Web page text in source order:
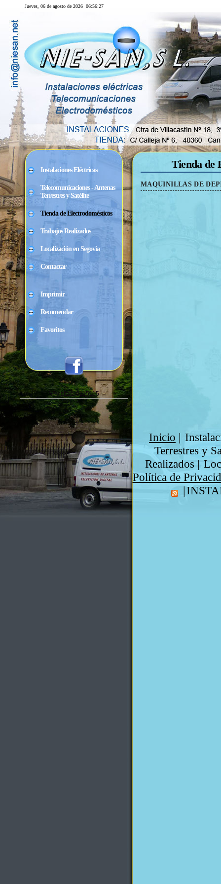
Jueves, 06 de agosto de 2026 06:56:28
Instalaciones Eléctricas
Telecomunicaciones - Antenas
Terrestres y Satélite
Tienda de Electrodomésticos
Trabajos Realizados
Localización en Segovia
Contactar
Imprimir
Recomendar
Favoritos
Nº visitas: 0115115
Tienda de
MAQUINILLAS DE
Inicio |
Terrestres y
Realizados |
Política de
|